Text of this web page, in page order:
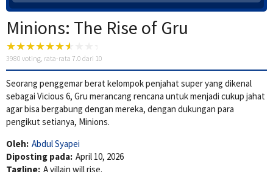
Minions: The Rise of Gru
3980 voting, rata-rata 7.0 dari 10
Seorang penggemar berat kelompok penjahat super yang dikenal
sebagai Vicious 6, Gru merancang rencana untuk menjadi cukup jahat
agar bisa bergabung dengan mereka, dengan dukungan para
pengikut setianya, Minions.
Oleh: Abdul Syapei
Diposting pada: April 10, 2026
Tagline: A villain will rise.